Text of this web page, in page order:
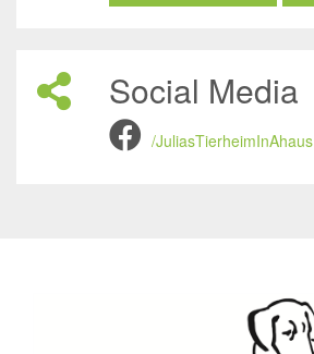
Social Media
/JuliasTierheimInAhaus